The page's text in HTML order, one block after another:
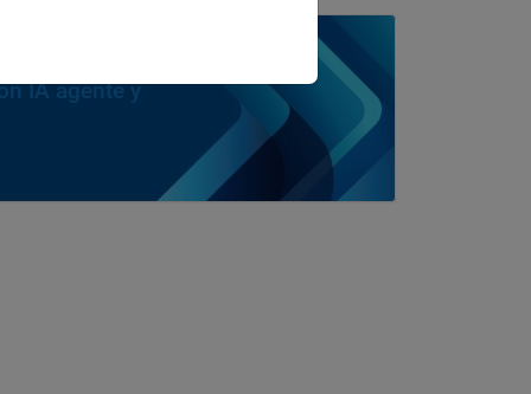
IA agente y